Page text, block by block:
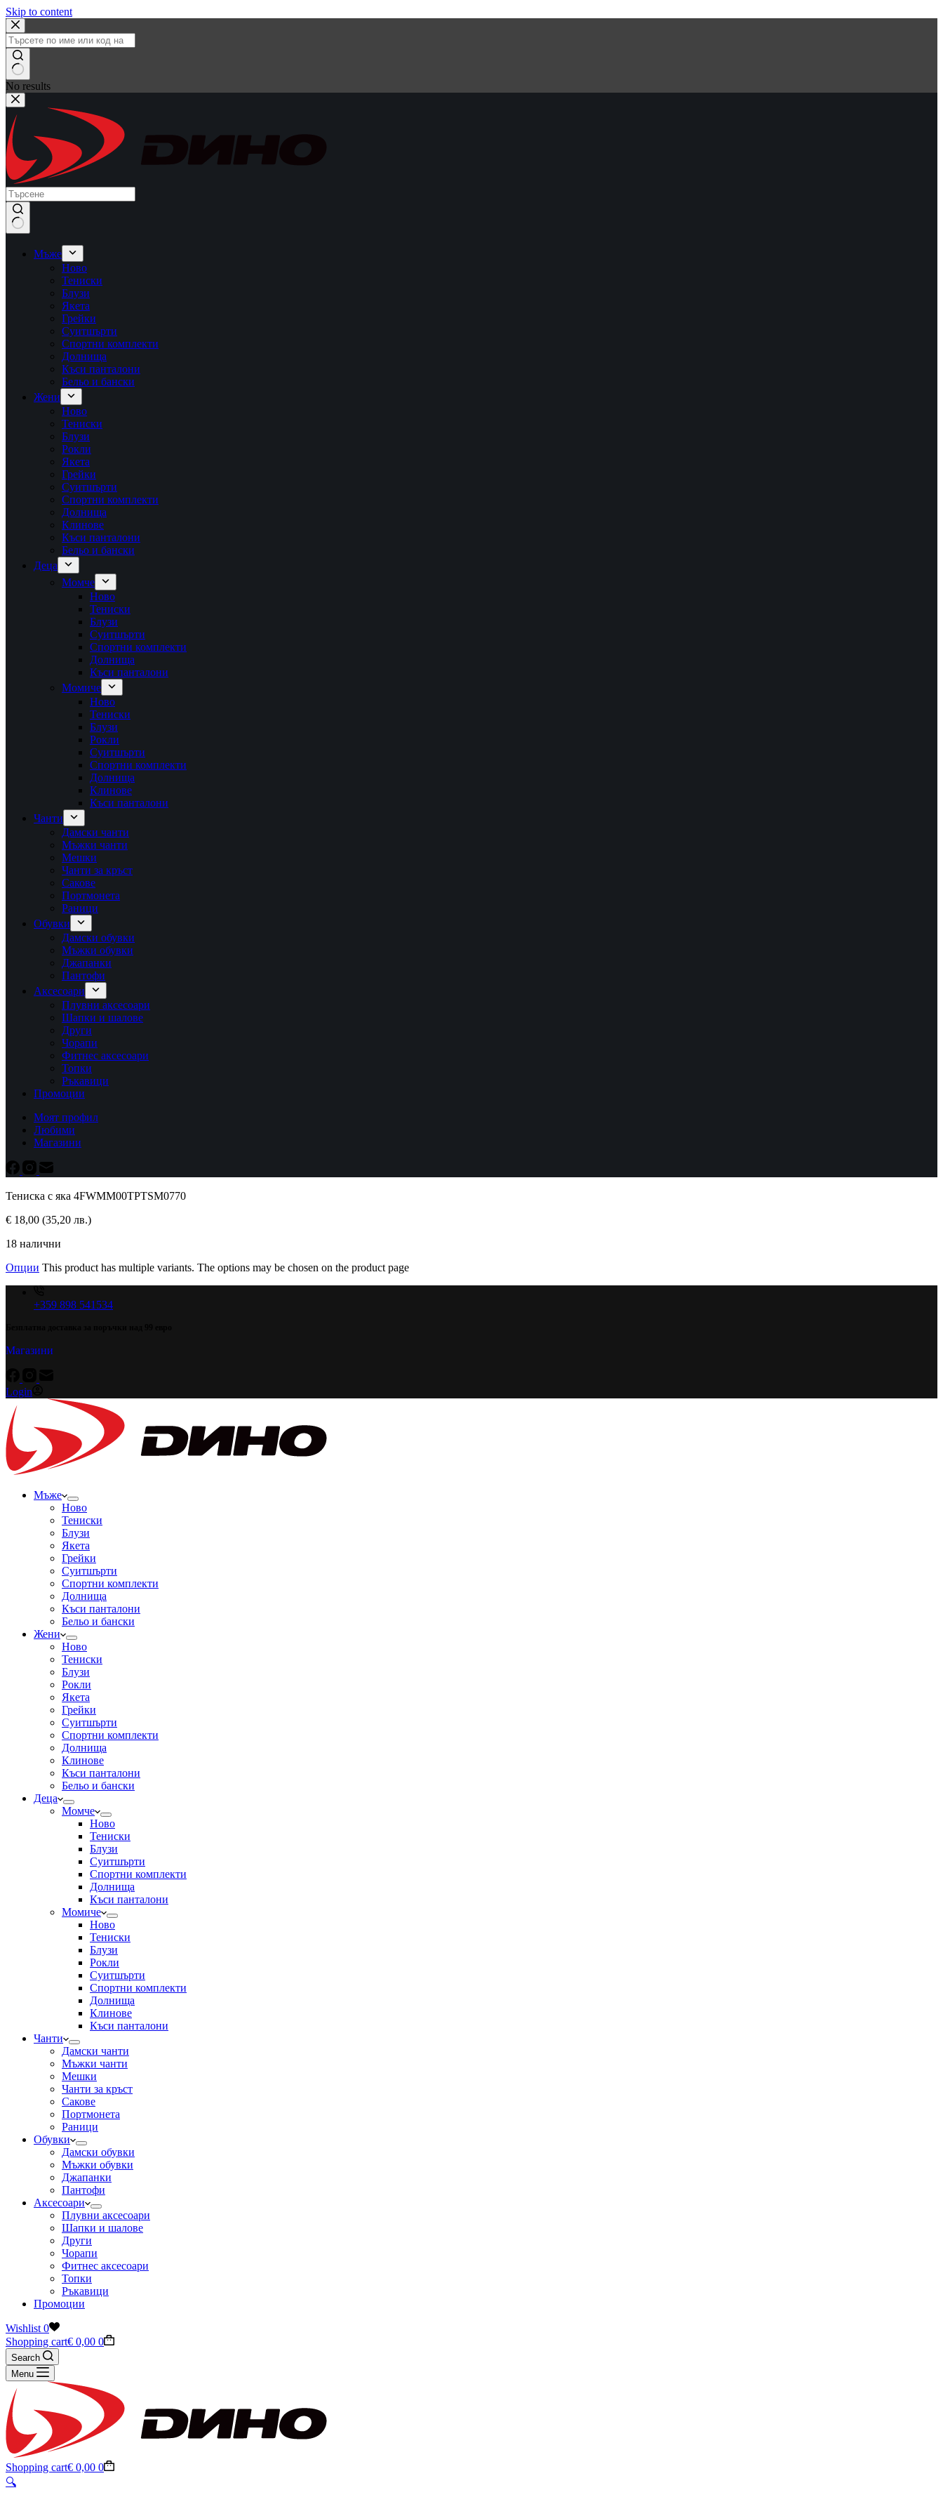
Skip to content
No results
Мъже
Ново
Тениски
Блузи
Якета
Грейки
Суитшърти
Спортни комплекти
Долнища
Къси панталони
Бельо и бански
Жени
Ново
Тениски
Блузи
Рокли
Якета
Грейки
Суитшърти
Спортни комплекти
Долнища
Клинове
Къси панталони
Бельо и бански
Деца
Момче
Ново
Тениски
Блузи
Суитшърти
Спортни комплекти
Долнища
Къси панталони
Момиче
Ново
Тениски
Блузи
Рокли
Суитшърти
Спортни комплекти
Долнища
Клинове
Къси панталони
Чанти
Дамски чанти
Мъжки чанти
Мешки
Чанти за кръст
Сакове
Портмонета
Раници
Обувки
Дамски обувки
Мъжки обувки
Джапанки
Пантофи
Аксесоари
Плувни аксесоари
Шапки и шалове
Други
Чорапи
Фитнес аксесоари
Топки
Ръкавици
Промоции
Моят профил
Любими
Магазини
Тениска с яка 4FWMM00TPTSM0770
€ 18,00 (35,20 лв.)
18 налични
Опции This product has multiple variants. The options may be chosen on the product page
+359 898 541534
Магазини
Login
Мъже
Ново
Тениски
Блузи
Якета
Грейки
Суитшърти
Спортни комплекти
Долнища
Къси панталони
Бельо и бански
Жени
Ново
Тениски
Блузи
Рокли
Якета
Грейки
Суитшърти
Спортни комплекти
Долнища
Клинове
Къси панталони
Бельо и бански
Деца
Момче
Ново
Тениски
Блузи
Суитшърти
Спортни комплекти
Долнища
Къси панталони
Момиче
Ново
Тениски
Блузи
Рокли
Суитшърти
Спортни комплекти
Долнища
Клинове
Къси панталони
Чанти
Дамски чанти
Мъжки чанти
Мешки
Чанти за кръст
Сакове
Портмонета
Раници
Обувки
Дамски обувки
Мъжки обувки
Джапанки
Пантофи
Аксесоари
Плувни аксесоари
Шапки и шалове
Други
Чорапи
Фитнес аксесоари
Топки
Ръкавици
Промоции
Wishlist 0
Shopping cart€ 0,00 0
Search
Menu
Shopping cart€ 0,00 0
🔍